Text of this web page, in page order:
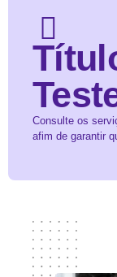
Consulte os
afim de garantir